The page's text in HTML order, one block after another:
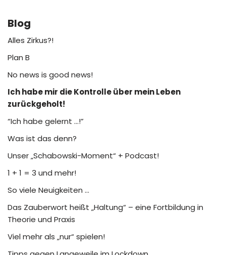
Blog
Alles Zirkus?!
Plan B
No news is good news!
Ich habe mir die Kontrolle über mein Leben
zurückgeholt!
“Ich habe gelernt …!”
Was ist das denn?
Unser „Schabowski-Moment“ + Podcast!
1 + 1 = 3 und mehr!
So viele Neuigkeiten …
Das Zauberwort heißt „Haltung“ – eine Fortbildung in
Theorie und Praxis
Viel mehr als „nur“ spielen!